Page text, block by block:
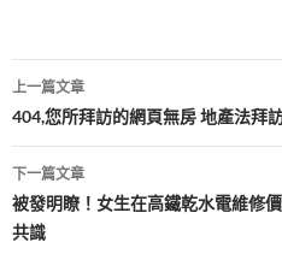
文
章
導
覽
上一篇文章
404,您所拜訪的網頁無房 地產法拜
下一篇文章
被發明瞭！女生在高鐵乾水電維修
共識